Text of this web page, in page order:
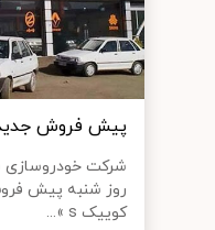
پیش فروش
شرکت خودروسازی
کوییک s »...